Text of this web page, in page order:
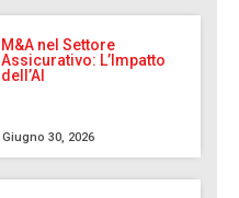
M&A nel Settore
Assicurativo: L’Impatto
dell’AI
Giugno 30, 2026